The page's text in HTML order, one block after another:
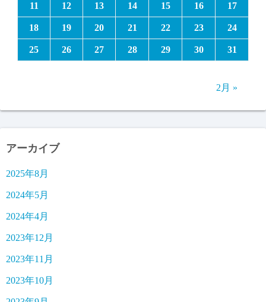
11 12 13 14 15 16 17
18 19 20 21 22 23 24
25 26 27 28 29 30 31
2月 »
アーカイブ
2025年8月
2024年5月
2024年4月
2023年12月
2023年11月
2023年10月